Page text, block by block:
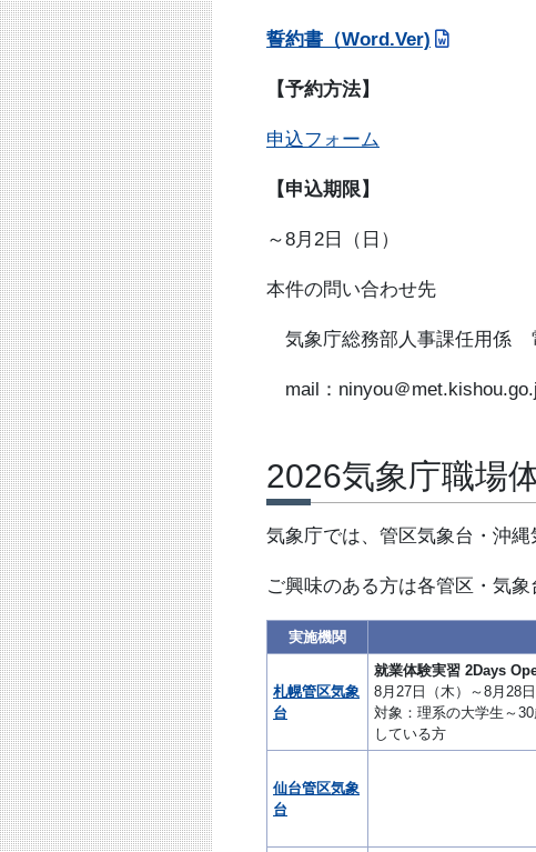
誓約書（Word.Ver)
【予約方法】
申込フォーム
【申込期限】
～8月2日（日）
本件の問い合わせ先
気象庁総務部人事課任用係
mail：ninyou＠
2026気象庁職場
気象庁では、管区気象台・沖縄
ご興味のある方は各管区・気象
実施機関
札幌管区気象
台
就業体験実習 2Days
8月27日（木）～8月28
対象：理系の大学生～
している方
仙台管区気象
台